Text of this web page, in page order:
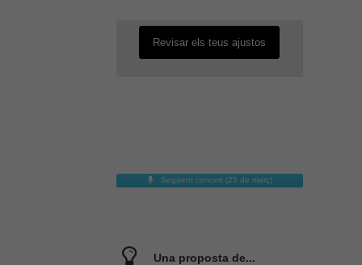
Revisar els teus ajustos
Següent concert (25 de març)
Una proposta de...